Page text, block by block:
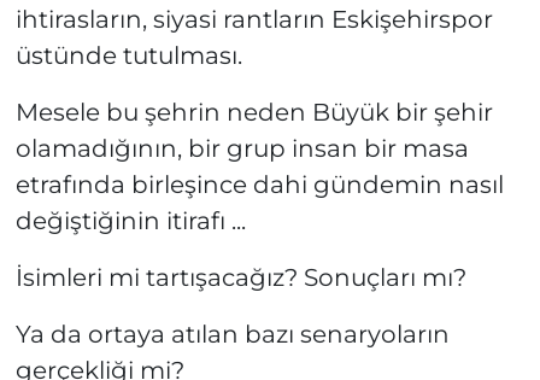
ihtirasların, siyasi rantların Eskişehirspor
üstünde tutulması.
Mesele bu şehrin neden Büyük bir şehir
olamadığının, bir grup insan bir masa
etrafında birleşince dahi gündemin nasıl
değiştiğinin itirafı ...
İsimleri mi tartışacağız? Sonuçları mı?
Ya da ortaya atılan bazı senaryoların
gerçekliği mi?